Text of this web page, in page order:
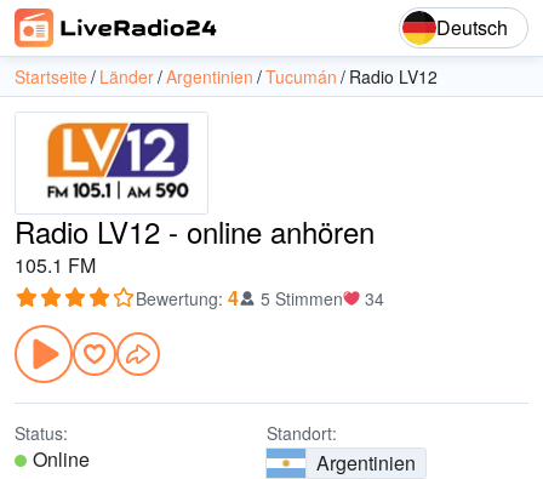
Deutsch
Startseite Länder Argentinien Tucumán Radio LV12
Radio LV12 - online anhören
105.1 FM
Bewertung: 4 5 Stimmen 34
Status:
Online
Standort:
Argentinien